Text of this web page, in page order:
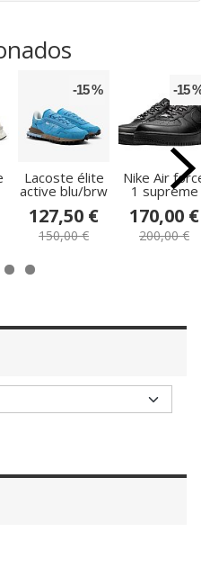
-15 %
Lacoste élite
active blu/brw
127,50 €
150,00 €
-15 %
Nike Air force
1 supreme
170,00 €
200,00 €